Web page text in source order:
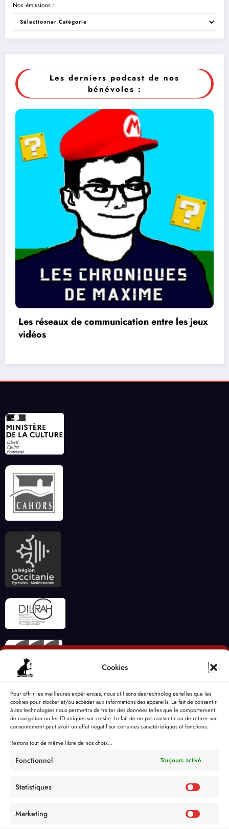
Cookies
Pour offrir les meilleures expériences, nous utilisons des technologies telles que les
cookies pour stocker et/ou accéder aux informations des appareils. Le fait de consentir
à ces technologies nous permettra de traiter des données telles que le comportement
de navigation ou les ID uniques sur ce site. Le fait de ne pas consentir ou de retirer son
consentement peut avoir un effet négatif sur certaines caractéristiques et fonctions.
Restons tout de même libre de nos choix...
Fonctionnel Toujours activé
Statistiques
Marketing
Nos émissions :
Les derniers podcast de nos
bénévoles :
les jeux La différence entre les jeux 2 D et 3